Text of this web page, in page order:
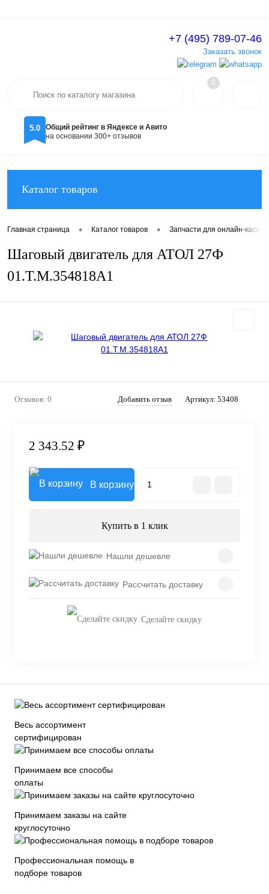
Вход
+7 (495) 789-07-46
Заказать звонок
5.0
Общий рейтинг в Яндексе и Авито
на основании 300+ отзывов
0
Каталог товаров
Главная страница • Каталог товаров • Запчасти для онлайн-кассы
Шаговый двигатель для АТОЛ 27Ф
01.T.M.354818A1
Отзывов: 0 Добавить отзыв Артикул: 53408
2 343.52 ₽
В корзину
Купить в 1 клик
Нашли дешевле
Рассчитать доставку
Сделайте скидку
Весь ассортимент
сертифицирован
Принимаем все способы
оплаты
Принимаем заказы на сайте
круглосуточно
Профессиональная помощь в
подборе товаров